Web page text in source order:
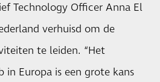
Technology Officer Anna El
verhuisd om de
te leiden. “Het
in Europa is een grote kans